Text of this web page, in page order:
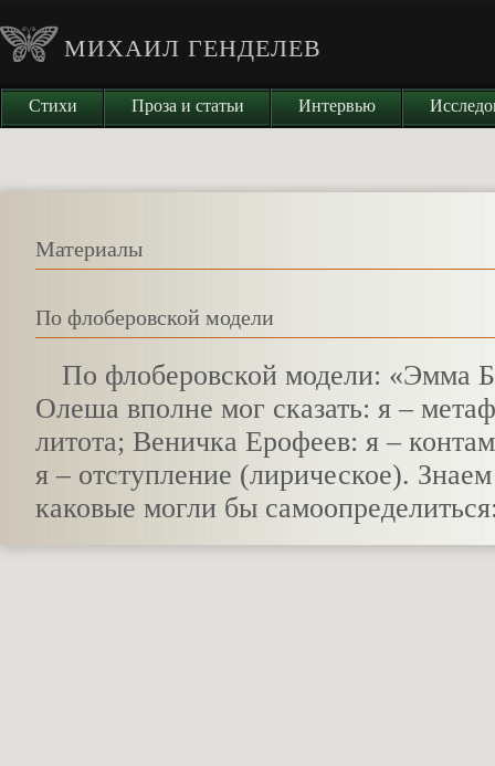
МИХАИЛ ГЕНДЕЛЕВ
Стихи Проза и статьи Интервью
Материалы
По флоберовской модели
По флоберовской модели: «Эмма
Олеша вполне мог сказать: я –
литота; Веничка Ерофеев: я –
я – отступление (лирическое).
каковые могли бы